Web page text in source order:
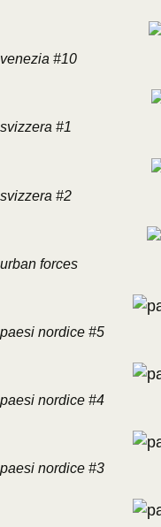
venezia #10
svizzera #1
svizzera #2
urban forces
paesi nordice #5
paesi nordice #4
paesi nordice #3